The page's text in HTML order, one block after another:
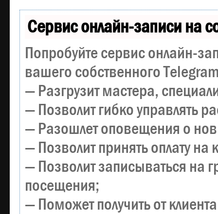
Сервис онлайн-записи на
Попробуйте сервис онлайн-
вашего собственного
— Разгрузит мастера,
— Позволит гибко управлять
— Разошлет оповещения о
— Позволит принять оплату
— Позволит записываться на
посещения;
— Поможет получить от